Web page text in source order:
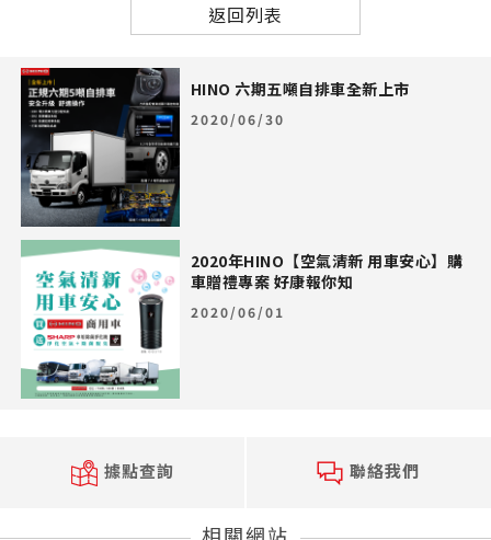
返回列表
HINO 六期五噸自排車全新上市
2020/06/30
2020年HINO【空氣清新 用車安心】購
車贈禮專案 好康報你知
2020/06/01
據點查詢 聯絡我們